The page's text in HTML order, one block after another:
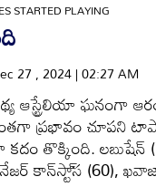
STARTED PLAYING
27 , 2024 | 02:27 AM
ఆస్ట్రేలియా ఘనంగా
ప్రభావం చూపని
తొక్కింది. లబుషేన్‌
కాన్‌స్టా్‌స (60),